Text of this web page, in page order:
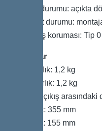
Montaj durumu: açıkta
Teslimat durumu:
Geri akış koruması: Tip 0
Boyutlar
Net ağırlık: 1,2 kg
Brüt ağırlık: 1,2 kg
Giriş ve çıkış
Uzunluk: 355 mm
Genişlik: 155 mm